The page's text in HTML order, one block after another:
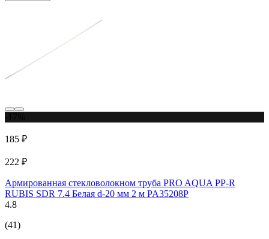
185 ₽
222 ₽
Армированная стекловолокном труба PRO AQUA PP-R
RUBIS SDR 7.4 Белая d-20 мм 2 м PA35208P
4.8
(41)